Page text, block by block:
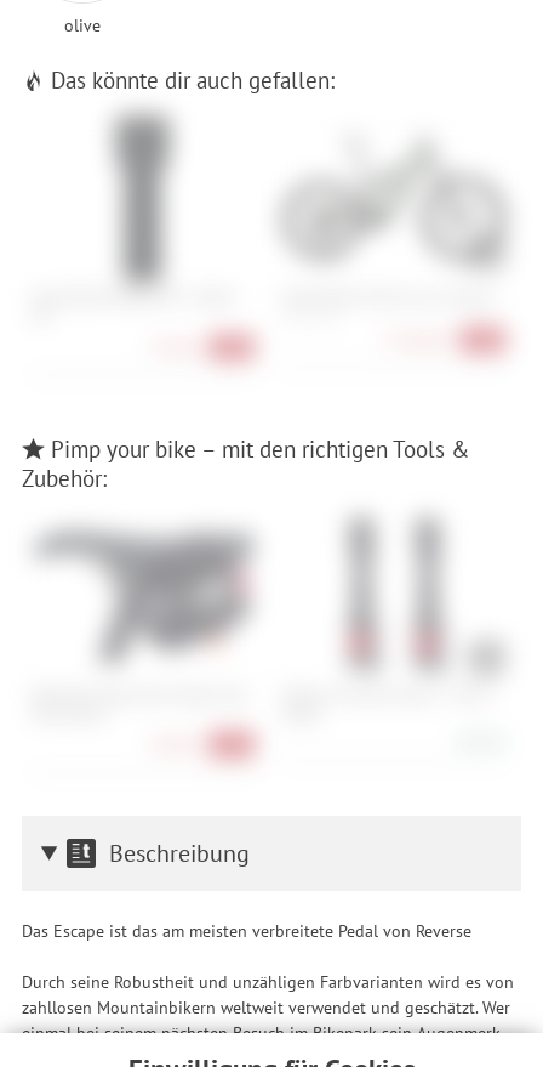
olive
Das könnte dir auch gefallen:
Pimp your bike – mit den richtigen Tools &
Zubehör:
Beschreibung
Das Escape ist das am meisten verbreitete Pedal von Reverse
Durch seine Robustheit und unzähligen Farbvarianten wird es von
zahllosen Mountainbikern weltweit verwendet und geschätzt. Wer
einmal bei seinem nächsten Besuch im Bikepark sein Augenmerk
auf die Pedale der dort fahrenden Räder lenkt, wird mit Sicherheit